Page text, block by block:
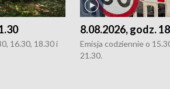
16.30, 18.30 i
8.08.2026, godz.
Emisja codziennie o
21.30.